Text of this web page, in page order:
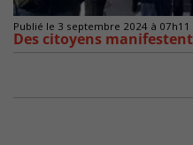
Publié le 3 septembre 2024 à 07h11
Des citoyens